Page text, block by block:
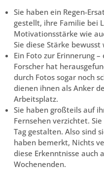
Sie haben ein Regen-
gestellt, ihre Familie bei
Motivationsstärke wie
Sie diese Stärke bewusst
Ein Foto zur Erinnerung
Forscher hat
durch Fotos sogar noch
dienen ihnen als Anker
Arbeitsplatz.
Sie haben großteils auf
Fernsehen verzichtet.
Tag gestalten. Also sind
haben bemerkt, Nichts
diese Erkenntnisse auch
Wochenenden.